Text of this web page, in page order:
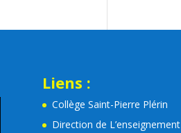
Liens :
Collège Saint-Pierre Plérin
Direction de L’enseignement